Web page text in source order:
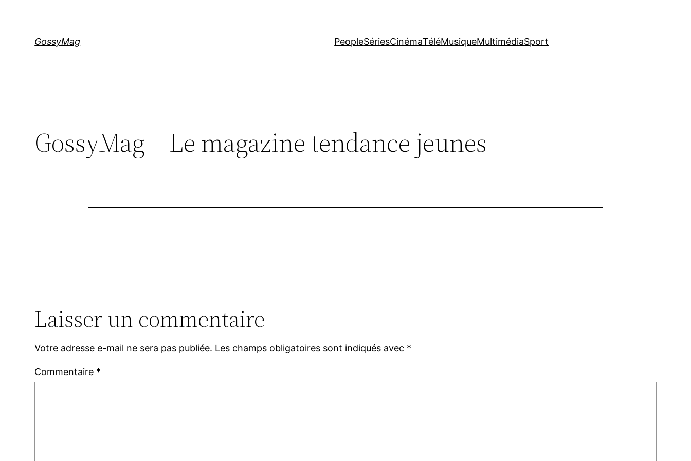
GossyMag PeopleSériesCinémaTéléMusiqueMultimédiaSport
GossyMag – Le magazine tendance jeunes
Laisser un commentaire
Votre adresse e-mail ne sera pas publiée. Les champs obligatoires sont indiqués avec *
Commentaire *